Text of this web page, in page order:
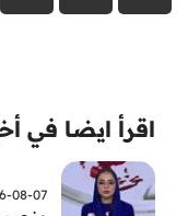
اقرأ ايضا في
07 | 12:17